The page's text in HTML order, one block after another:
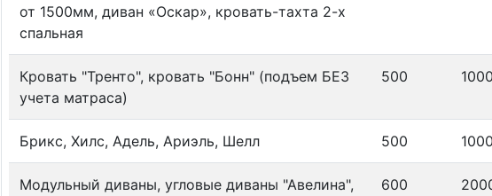
от 1500мм, диван «Оскар», кровать-тахта 2-х
спальная
Кровать "Тренто", кровать "Бонн" (подъем БЕЗ
учета матраса)
500 1000
Брикс, Хилс, Адель, Ариэль, Шелл 500 1000
Модульный диваны, угловые диваны "Авелина",
600